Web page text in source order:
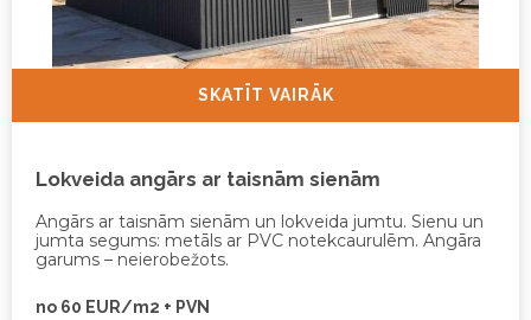
SKATĪT VAIRĀK
Lokveida angārs ar taisnām sienām
Angārs ar taisnām sienām un lokveida jumtu. Sienu un
jumta segums: metāls ar PVC notekcaurulēm. Angāra
garums – neierobežots.
no 60 EUR/m2 + PVN